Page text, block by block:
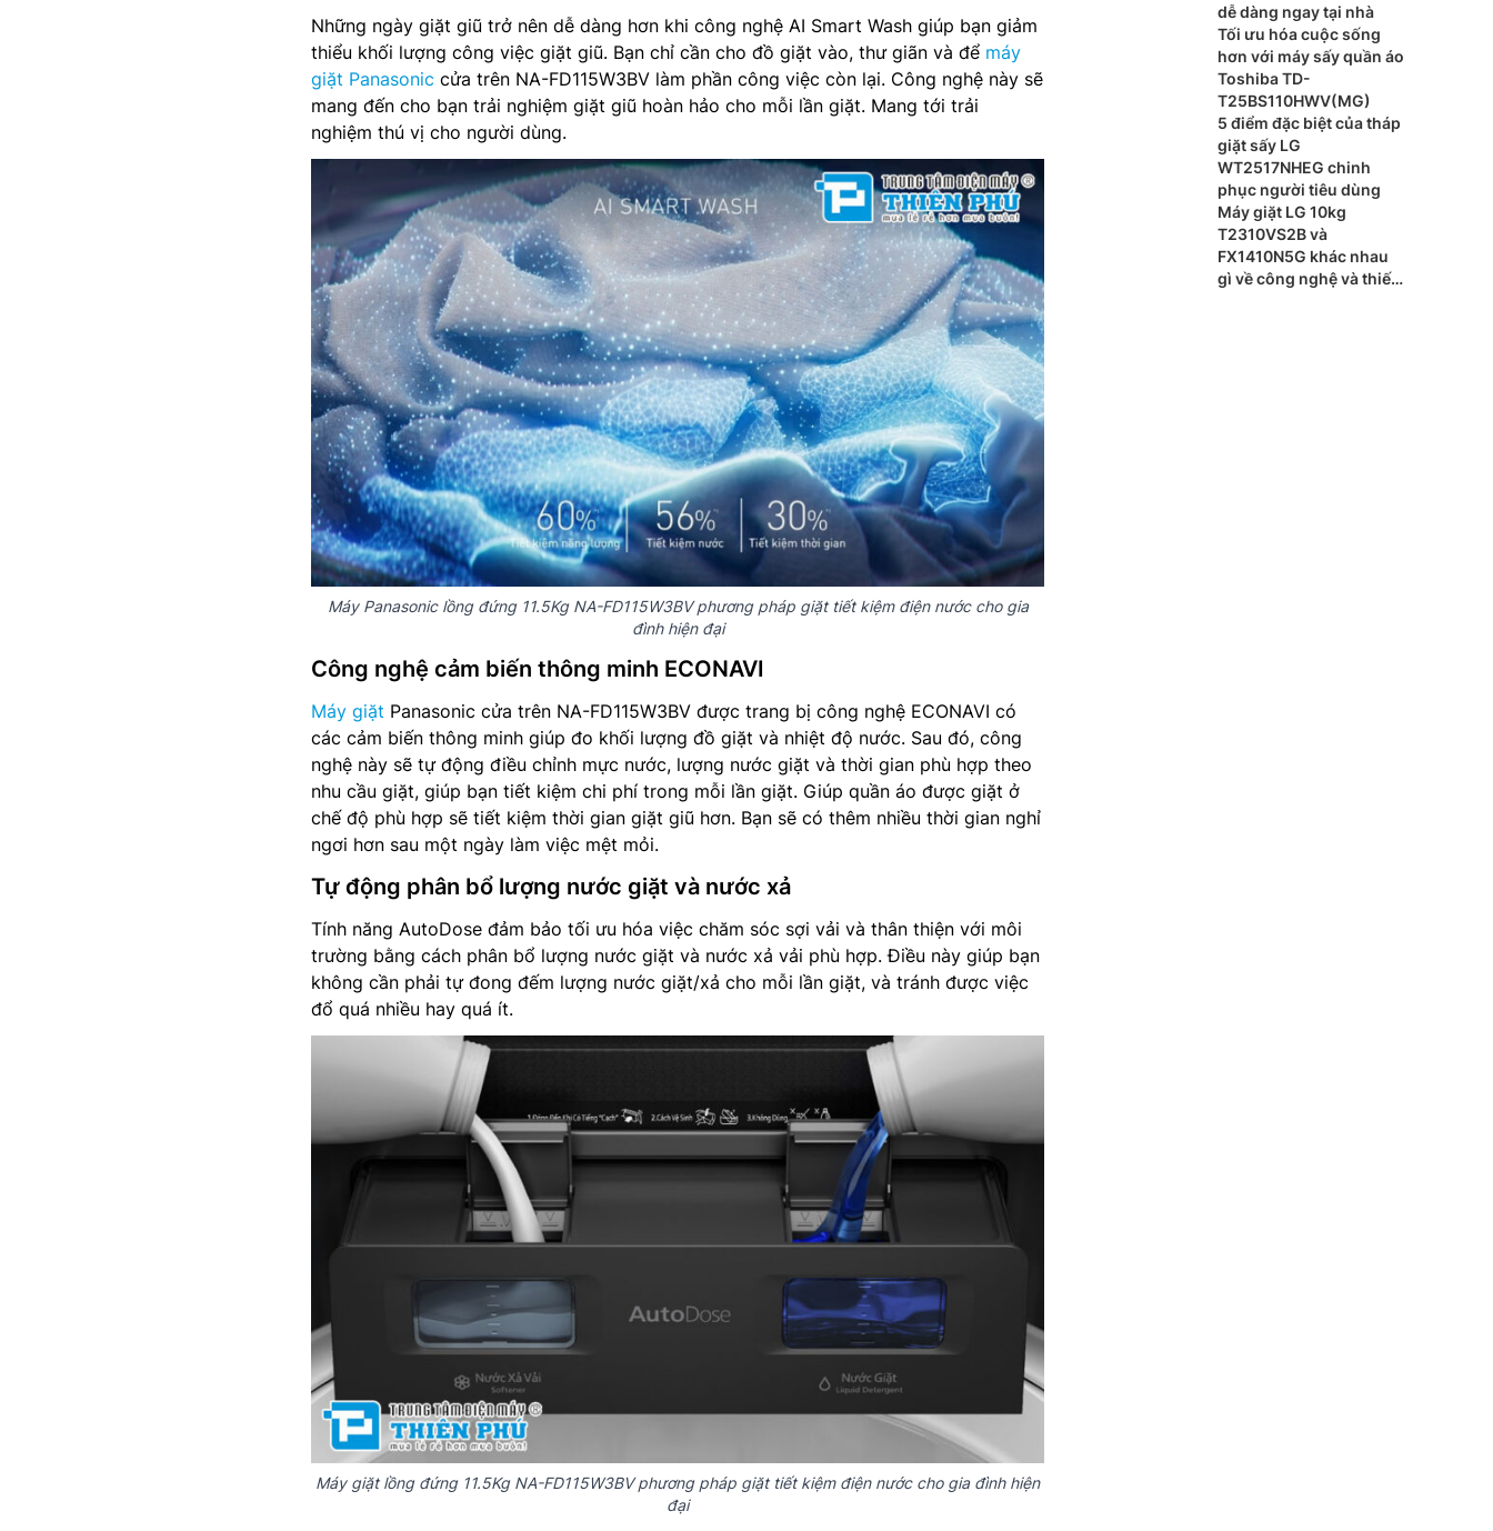
Những ngày giặt giũ trở nên dễ dàng hơn khi công nghệ AI Smart Wash giúp bạn giảm
thiểu khối lượng công việc giặt giũ. Bạn chỉ cần cho đồ giặt vào, thư giãn và để máy
giặt Panasonic cửa trên NA-FD115W3BV làm phần công việc còn lại. Công nghệ này sẽ
mang đến cho bạn trải nghiệm giặt giũ hoàn hảo cho mỗi lần giặt. Mang tới trải
nghiệm thú vị cho người dùng.
Máy Panasonic lồng đứng 11.5Kg NA-FD115W3BV phương pháp giặt tiết kiệm điện nước cho gia
đình hiện đại
Công nghệ cảm biến thông minh ECONAVI
Máy giặt Panasonic cửa trên NA-FD115W3BV được trang bị công nghệ ECONAVI có
các cảm biến thông minh giúp đo khối lượng đồ giặt và nhiệt độ nước. Sau đó, công
nghệ này sẽ tự động điều chỉnh mực nước, lượng nước giặt và thời gian phù hợp theo
nhu cầu giặt, giúp bạn tiết kiệm chi phí trong mỗi lần giặt. Giúp quần áo được giặt ở
chế độ phù hợp sẽ tiết kiệm thời gian giặt giũ hơn. Bạn sẽ có thêm nhiều thời gian nghỉ
ngơi hơn sau một ngày làm việc mệt mỏi.
Tự động phân bổ lượng nước giặt và nước xả
Tính năng AutoDose đảm bảo tối ưu hóa việc chăm sóc sợi vải và thân thiện với môi
trường bằng cách phân bổ lượng nước giặt và nước xả vải phù hợp. Điều này giúp bạn
không cần phải tự đong đếm lượng nước giặt/xả cho mỗi lần giặt, và tránh được việc
đổ quá nhiều hay quá ít.
Máy giặt lồng đứng 11.5Kg NA-FD115W3BV phương pháp giặt tiết kiệm điện nước cho gia đình hiện
đại
dễ dàng ngay tại nhà
Tối ưu hóa cuộc sống
hơn với máy sấy quần áo
Toshiba TD-
T25BS110HWV(MG)
5 điểm đặc biệt của tháp
giặt sấy LG
WT2517NHEG chinh
phục người tiêu dùng
Máy giặt LG 10kg
T2310VS2B và
FX1410N5G khác nhau
gì về công nghệ và thiết